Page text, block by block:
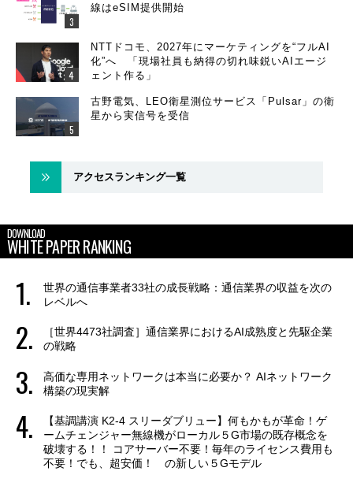
線はeSIM提供開始
NTTドコモ、2027年にマーケティングを“フルAI
化”へ 「現場社員も納得の切れ味鋭いAIエージ
ェント作る」
古野電気、LEO衛星測位サービス「Pulsar」の衛
星から実信号を受信
アクセスランキング一覧
DOWNLOAD
WHITE PAPER RANKING
世界の通信事業者33社の成長戦略：通信業界の収益を次の
レベルへ
［世界4473社調査］通信業界におけるAI成熟度と先駆企業
の戦略
高価な専用ネットワークは本当に必要か？ AIネットワーク
構築の現実解
【基調講演 K2-4 スリーダブリュー】何もかもが革命！ゲ
ームチェンジャー無線機がローカル５G市場の既存概念を
破壊する！！ コアサーバー不要！毎年のライセンス費用も
不要！でも、超安価！ の新しい５Gモデル